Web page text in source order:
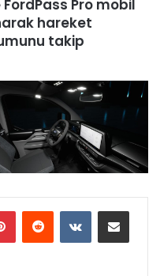
Pro mobil
hareket
takip
PinterestReddit VKontakteE-Posta ile paylaş